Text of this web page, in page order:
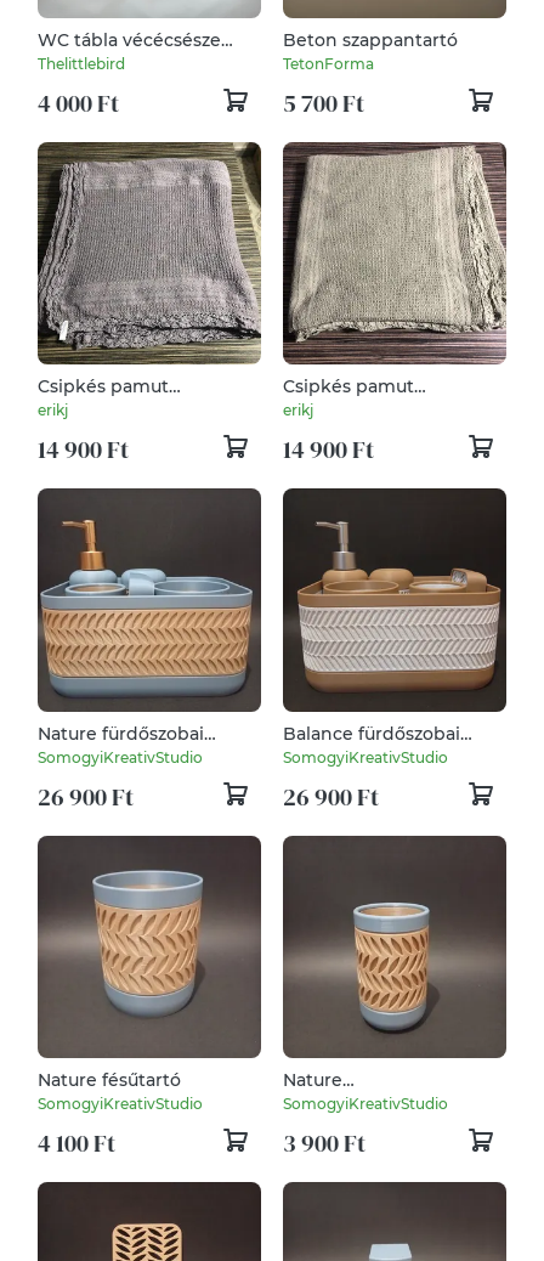
WC tábla vécécsésze
ikonnal
Thelittlebird
4 000 Ft
Beton szappantartó
TetonForma
5 700 Ft
Csipkés pamut
ágytakaró
erikj
14 900 Ft
Csipkés pamut
ágytakaró
erikj
14 900 Ft
Nature fürdőszobai
rendező szett
SomogyiKreativStudio
26 900 Ft
Balance fürdőszobai
rendező szett
SomogyiKreativStudio
26 900 Ft
Nature fésűtartó
SomogyiKreativStudio
4 100 Ft
Nature
fogkefetartó/ceruzatartó
SomogyiKreativStudio
3 900 Ft